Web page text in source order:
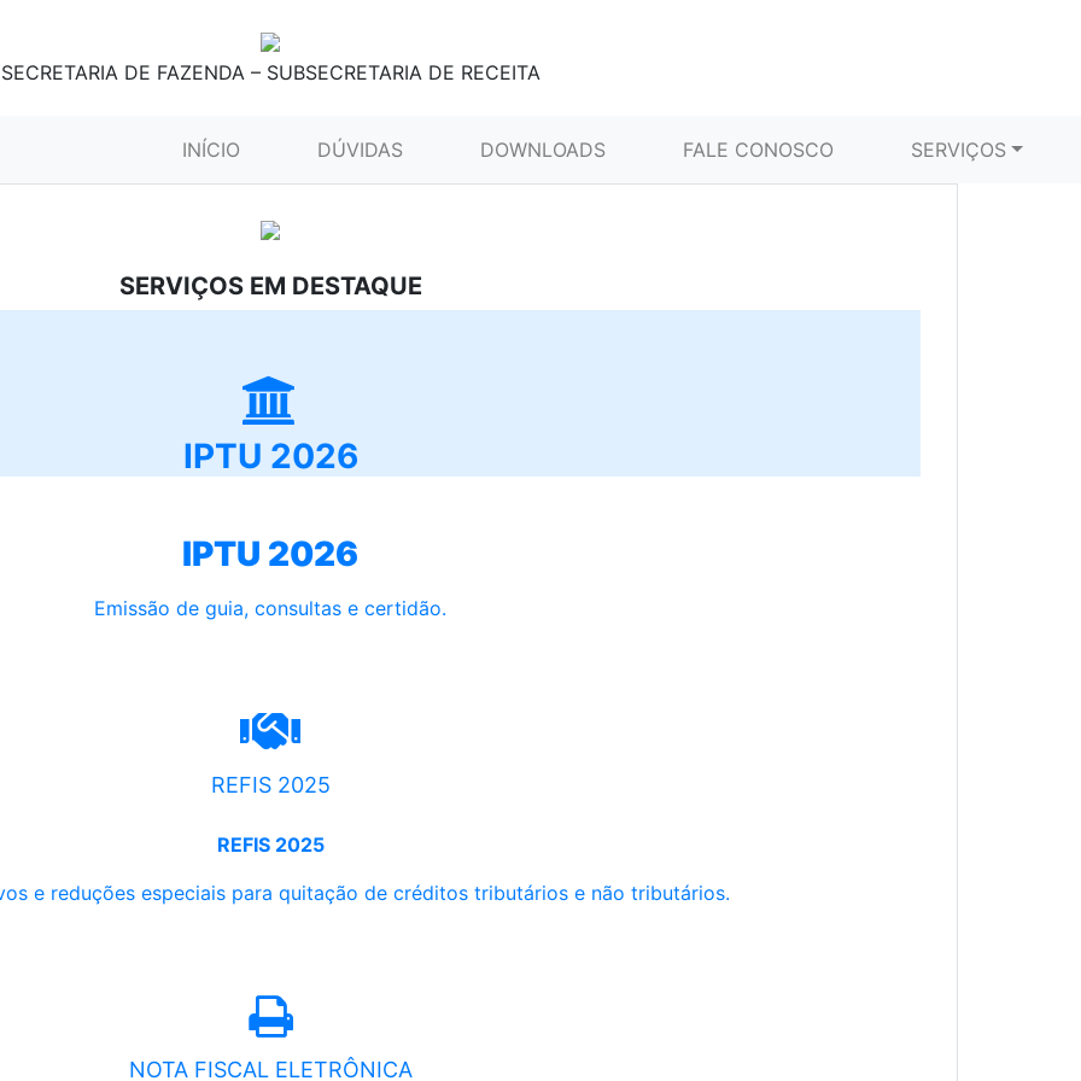
SECRETARIA DE FAZENDA – SUBSECRETARIA DE RECEITA
INÍCIO (CURRENT)DÚVIDAS DOWNLOADS FALE CONOSCO SERVIÇOS
SERVIÇOS EM DESTAQUE
IPTU 2026
IPTU 2026
Emissão de guia, consultas e certidão.
REFIS 2025
REFIS 2025
e reduções especiais para quitação de créditos tributários e não tributários.
NOTA FISCAL ELETRÔNICA